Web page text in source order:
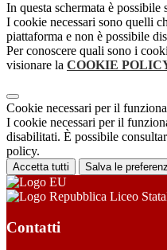
In questa schermata è
I cookie necessari sono quelli
piattaforma e non è possibile
Per conoscere quali sono i
visionare la COOKIE
Cookie necessari per il
I cookie necessari per il
disabilitati. È possibile
policy.
Accetta tutti Salva le
Liceo
Contatti